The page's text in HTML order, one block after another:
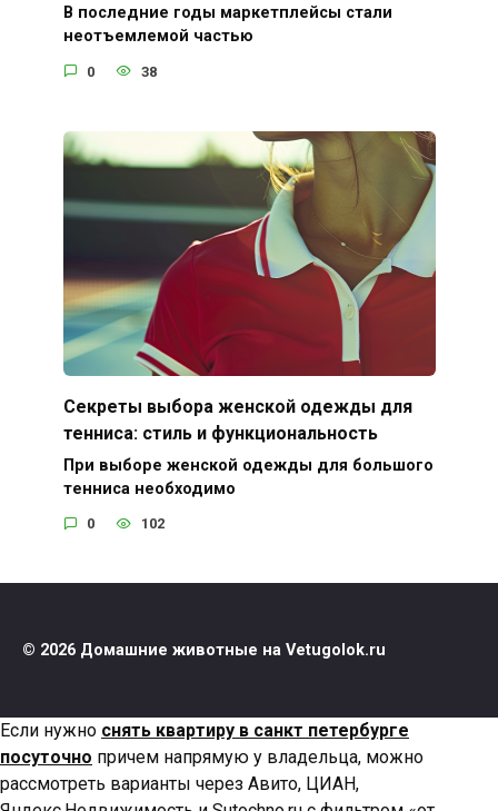
В последние годы маркетплейсы стали
неотъемлемой частью
0 38
Секреты выбора женской одежды для
тенниса: стиль и функциональность
При выборе женской одежды для большого
тенниса необходимо
0 102
© 2026 Домашние животные на Vetugolok.ru
Если нужно снять квартиру в санкт петербурге
посуточно причем напрямую у владельца, можно
рассмотреть варианты через Авито, ЦИАН,